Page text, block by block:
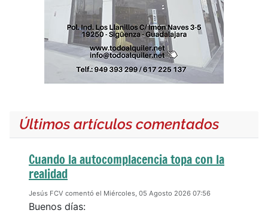
Últimos artículos comentados
Cuando la autocomplacencia topa con la
realidad
Jesús FCV comentó el Miércoles, 05 Agosto 2026 07:56
Buenos días: